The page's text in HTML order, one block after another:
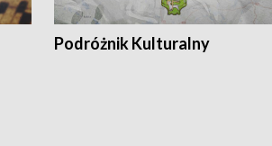
Podróżnik Kulturalny